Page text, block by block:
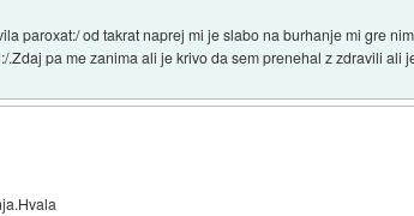
paroxat:/ od takrat naprej mi je slabo na burhanje mi gre
pa me zanima ali je krivo da sem prenehal z zdravili ali